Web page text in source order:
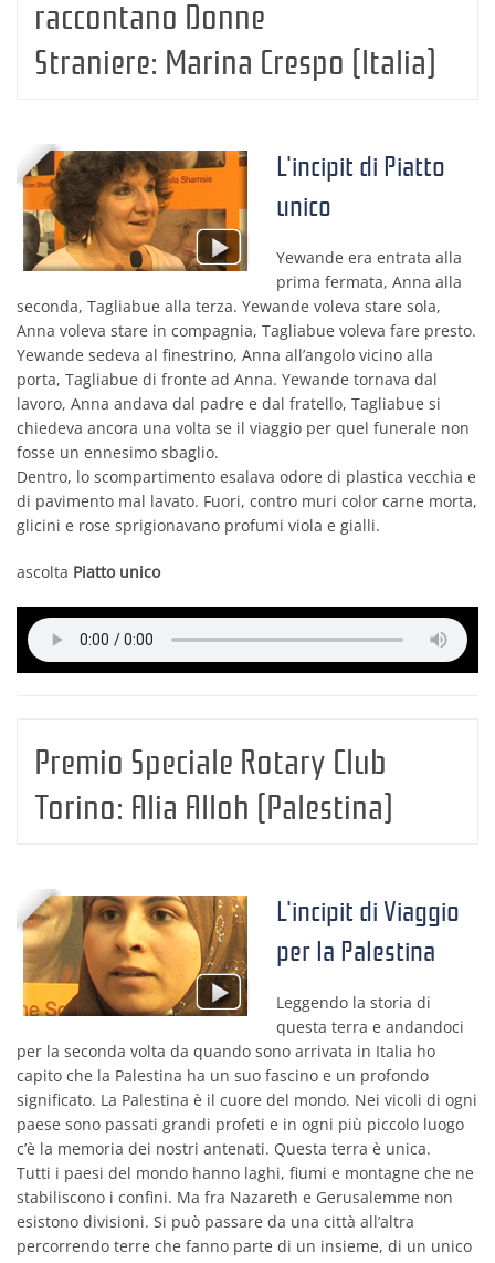
raccontano Donne
Straniere: Marina Crespo (Italia)
L'incipit di Piatto
unico
Yewande era entrata alla
prima fermata, Anna alla
seconda, Tagliabue alla terza. Yewande voleva stare sola,
Anna voleva stare in compagnia, Tagliabue voleva fare presto.
Yewande sedeva al finestrino, Anna all’angolo vicino alla
porta, Tagliabue di fronte ad Anna. Yewande tornava dal
lavoro, Anna andava dal padre e dal fratello, Tagliabue si
chiedeva ancora una volta se il viaggio per quel funerale non
fosse un ennesimo sbaglio.
Dentro, lo scompartimento esalava odore di plastica vecchia e
di pavimento mal lavato. Fuori, contro muri color carne morta,
glicini e rose sprigionavano profumi viola e gialli.
ascolta Piatto unico
Premio Speciale Rotary Club
Torino: Alia Alloh (Palestina)
L'incipit di Viaggio
per la Palestina
Leggendo la storia di
questa terra e andandoci
per la seconda volta da quando sono arrivata in Italia ho
capito che la Palestina ha un suo fascino e un profondo
significato. La Palestina è il cuore del mondo. Nei vicoli di ogni
paese sono passati grandi profeti e in ogni più piccolo luogo
c’è la memoria dei nostri antenati. Questa terra è unica.
Tutti i paesi del mondo hanno laghi, fiumi e montagne che ne
stabiliscono i confini. Ma fra Nazareth e Gerusalemme non
esistono divisioni. Si può passare da una città all’altra
percorrendo terre che fanno parte di un insieme, di un unico